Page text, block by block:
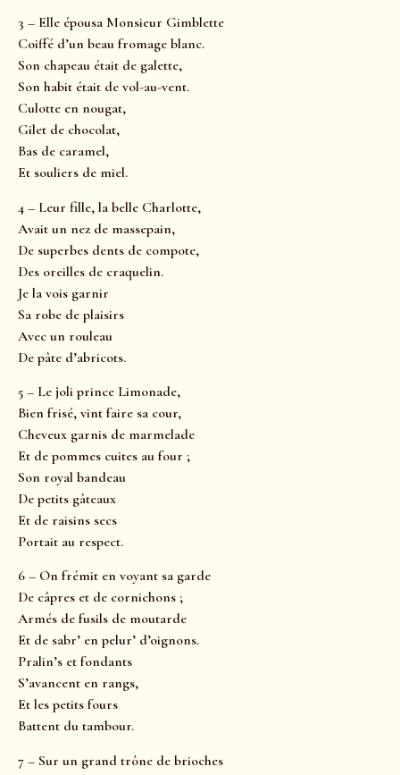
3 – Elle épousa Monsieur Gimblette
Coiffé d’un beau fromage blanc.
Son chapeau était de galette,
Son habit était de vol-au-vent.
Culotte en nougat,
Gilet de chocolat,
Bas de caramel,
Et souliers de miel.
4 – Leur fille, la belle Charlotte,
Avait un nez de massepain,
De superbes dents de compote,
Des oreilles de craquelin.
Je la vois garnir
Sa robe de plaisirs
Avec un rouleau
De pâte d’abricots.
5 – Le joli prince Limonade,
Bien frisé, vint faire sa cour,
Cheveux garnis de marmelade
Et de pommes cuites au four ;
Son royal bandeau
De petits gâteaux
Et de raisins secs
Portait au respect.
6 – On frémit en voyant sa garde
De câpres et de cornichons ;
Armés de fusils de moutarde
Et de sabr’ en pelur’ d’oignons.
Pralin’s et fondants
S’avancent en rangs,
Et les petits fours
Battent du tambour.
7 – Sur un grand trône de brioches